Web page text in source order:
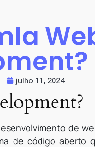
julho 11, 2024
de
de código aberto